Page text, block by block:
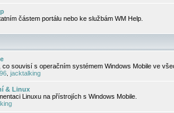
částem portálu nebo ke službám WM Help.
co souvisí s operačním systémem Windows Mobile ve
jacktalking
& Linux
Linuxu na přístrojích s Windows Mobile.